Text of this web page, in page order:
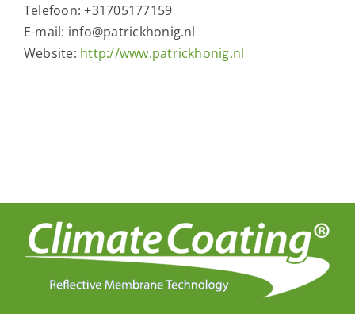
Telefoon:+31705177159
E-mail: info@patrickhonig.nl
Website: http://www.patrickhonig.nl